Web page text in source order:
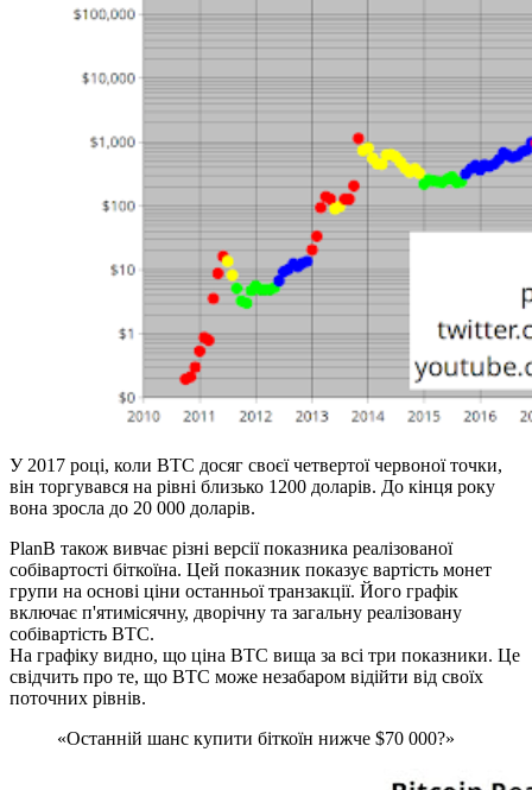
У 2017 році, коли BTC досяг своєї четвертої червоної точки,
він торгувався на рівні близько 1200 доларів. До кінця року
вона зросла до 20 000 доларів.
PlanB також вивчає різні версії показника реалізованої
собівартості біткоїна. Цей показник показує вартість монет
групи на основі ціни останньої транзакції. Його графік
включає п'ятимісячну, дворічну та загальну реалізовану
собівартість BTC.
На графіку видно, що ціна BTC вища за всі три показники. Це
свідчить про те, що BTC може незабаром відійти від своїх
поточних рівнів.
«Останній шанс купити біткоїн нижче $70 000?»